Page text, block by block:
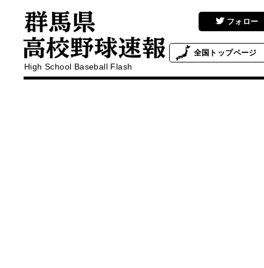
High School Baseball Flash
フォロー
全国 トップページ